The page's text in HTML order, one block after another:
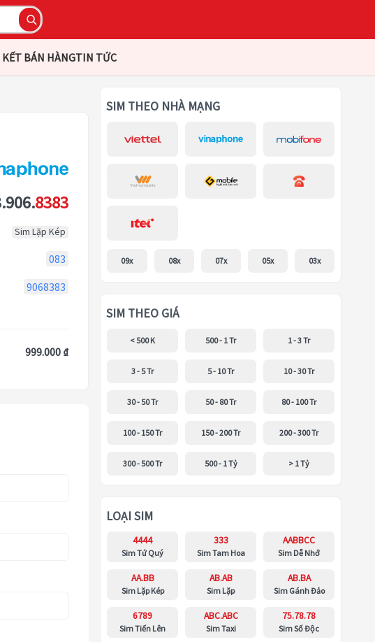
KẾT BÁN HÀNGTIN TỨC
8383
Sim Lặp Kép
083
9068383
999.000 ₫
SIM THEO NHÀ MẠNG
09x 08x 07x 05x 03x
SIM THEO GIÁ
< 500 K 500 - 1 Tr 1 - 3 Tr
3 - 5 Tr 5 - 10 Tr 10 - 30 Tr
30 - 50 Tr 50 - 80 Tr 80 - 100 Tr
100 - 150 Tr 150 - 200 Tr 200 - 300 Tr
300 - 500 Tr 500 - 1 Tỷ > 1 Tỷ
LOẠI SIM
4444
Sim Tứ Quý
333
Sim Tam Hoa
AABBCC
Sim Dễ Nhớ
AA.BB
Sim Lặp Kép
AB.AB
Sim Lặp
AB.BA
Sim Gánh Đảo
6789
Sim Tiến Lên
ABC.ABC
Sim Taxi
75.78.78
Sim Số Độc